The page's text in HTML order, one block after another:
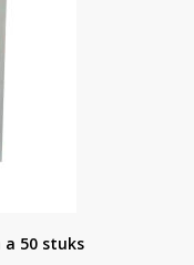
a 50 stuks